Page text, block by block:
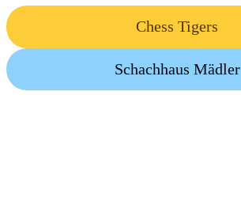
Chess Tigers
Schachhaus Mädler